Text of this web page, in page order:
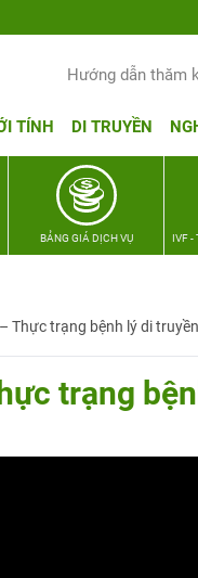
Hướng dẫn thăm
TÍNH DI TRUYỀN
BẢNG GIÁ DỊCH VỤ IVF -
Thực trạng bệnh lý di
trạng